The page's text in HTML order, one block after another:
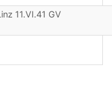
11.VI.41 GV